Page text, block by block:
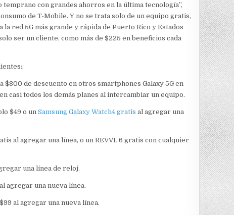
con grandes ahorros en la última tecnología”,
de T-Mobile. Y no se trata solo de un equipo gratis,
red 5G más grande y rápida de Puerto Rico y Estados
ser un cliente, como más de $225 en beneficios cada
$800 de descuento en otros smartphones Galaxy 5G en
casi todos los demás planes al intercambiar un equipo.
$49 o un Samsung Galaxy Watch4 gratis al agregar una
al agregar una línea, o un REVVL 6 gratis con cualquier
una línea de reloj.
agregar una nueva línea.
al agregar una nueva línea.